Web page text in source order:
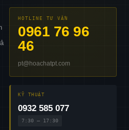
HOTLINE TƯ VẤN
0961 76 96
46
pt@hoachatpt.com
KỸ THUẬT
0932 585 077
7:30 – 17:30